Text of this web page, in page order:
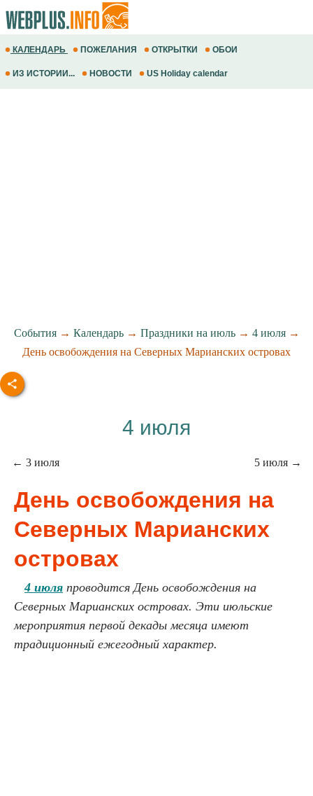
КАЛЕНДАРЬ ПОЖЕЛАНИЯ ОТКРЫТКИ ОБОИ
ИЗ ИСТОРИИ... НОВОСТИ US Holiday calendar
События→ Календарь→ Праздники на июль→ 4 июля→
День освобождения на Северных Марианских островах
4 июля
← 3 июля 5 июля →
День освобождения на
Северных Марианских
островах
4 июля проводится День освобождения на
Северных Марианских островах. Эти июльские
мероприятия первой декады месяца имеют
традиционный ежегодный характер.